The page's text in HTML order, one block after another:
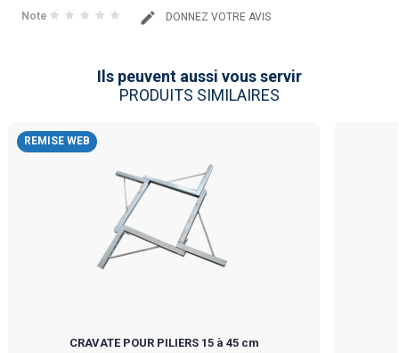
Note DONNEZ VOTRE AVIS
Ils peuvent aussi vous servir
PRODUITS SIMILAIRES
REMISE WEB
CRAVATE POUR PILIERS 15 à 45 cm